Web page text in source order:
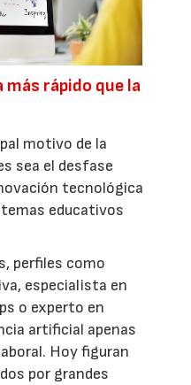
más rápido que la
motivo de la
sea el desfase
tecnológica
educativos
perfiles como
especialista en
o experto en
artificial apenas
Hoy figuran
por grandes